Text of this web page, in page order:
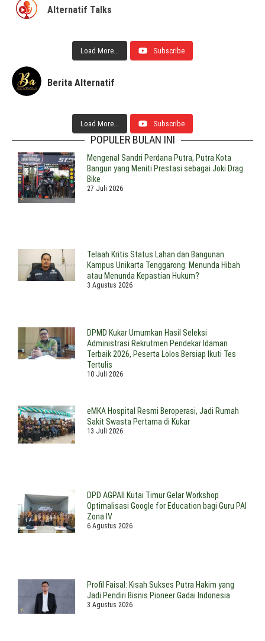
Alternatif Talks
Load More... Subscribe
Berita Alternatif
Load More... Subscribe
POPULER BULAN INI
Mengenal Sandri Perdana Putra, Putra Kota
Bangun yang Meniti Prestasi sebagai Joki Drag
Bike
27 Juli 2026
Telaah Kritis Status Lahan dan Bangunan
Kampus Unikarta Tenggarong: Menunda Hibah
atau Menunda Kepastian Hukum?
3 Agustus 2026
DPMD Kukar Umumkan Hasil Seleksi
Administrasi Rekrutmen Pendekar Idaman
Terbaik 2026, Peserta Lolos Bersiap Ikuti Tes
Tertulis
10 Juli 2026
eMKA Hospital Resmi Beroperasi, Jadi Rumah
Sakit Swasta Pertama di Kukar
13 Juli 2026
DPD AGPAII Kutai Timur Gelar Workshop
Optimalisasi Google for Education bagi Guru PAI
Zona IV
6 Agustus 2026
Profil Faisal: Kisah Sukses Putra Hakim yang
Jadi Pendiri Bisnis Pioneer Gadai Indonesia
3 Agustus 2026